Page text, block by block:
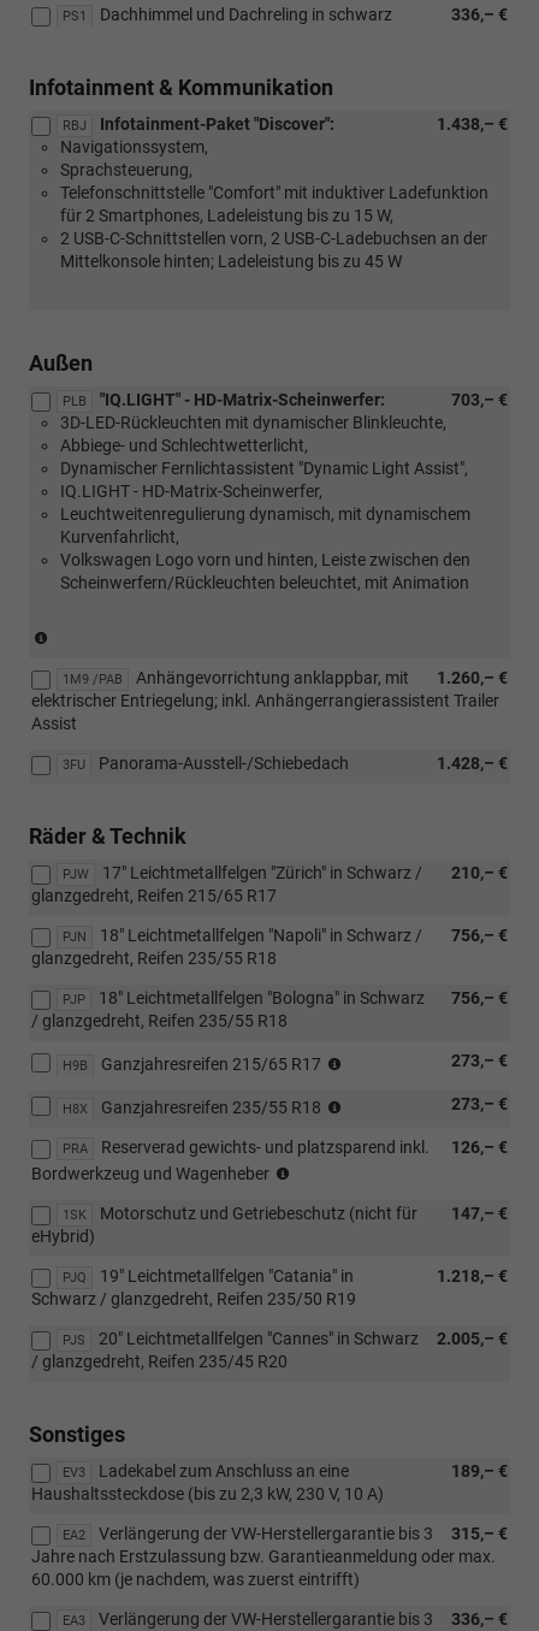
PS1 336,– €
Dachhimmel und Dachreling in schwarz
Infotainment & Kommunikation
RBJ 1.438,– €
Infotainment-Paket "Discover":
Navigationssystem,
Sprachsteuerung,
Telefonschnittstelle "Comfort" mit induktiver Ladefunktion
für 2 Smartphones, Ladeleistung bis zu 15 W,
2 USB-C-Schnittstellen vorn, 2 USB-C-Ladebuchsen an der
Mittelkonsole hinten; Ladeleistung bis zu 45 W
Außen
PLB 703,– €
"IQ.LIGHT" - HD-Matrix-Scheinwerfer:
3D-LED-Rückleuchten mit dynamischer Blinkleuchte,
Abbiege- und Schlechtwetterlicht,
Dynamischer Fernlichtassistent "Dynamic Light Assist",
IQ.LIGHT - HD-Matrix-Scheinwerfer,
Leuchtweitenregulierung dynamisch, mit dynamischem
Kurvenfahrlicht,
Volkswagen Logo vorn und hinten, Leiste zwischen den
Scheinwerfern/Rückleuchten beleuchtet, mit Animation
Verbindung
mit:
[RBJ]
Paket
1M9 /PAB 1.260,– €
Anhängevorrichtung anklappbar, mit
elektrischer Entriegelung; inkl. Anhängerrangierassistent Trailer
Assist
3FU 1.428,– €
Panorama-Ausstell-/Schiebedach
Räder & Technik
PJW 210,– €
17" Leichtmetallfelgen "Zürich" in Schwarz /
glanzgedreht, Reifen 215/65 R17
PJN 756,– €
18" Leichtmetallfelgen "Napoli" in Schwarz /
glanzgedreht, Reifen 235/55 R18
PJP 756,– €
18" Leichtmetallfelgen "Bologna" in Schwarz
/ glanzgedreht, Reifen 235/55 R18
H9B 273,– €
Ganzjahresreifen 215/65 R17
[PJN]
"Napoli",
Leichtmetallfelgen
"Bologna",
[PJQ]
Leichtmetallfelgen
"Cannes"
[PJU]
20"
Leichtmetallfelgen
"York")
H8X 273,– €
Ganzjahresreifen 235/55 R18
Verbindung
18"
PRA 126,– €
Reserverad gewichts- und platzsparend inkl.
Bordwerkzeug und Wagenheber
eHybrid)
1SK 147,– €
Motorschutz und Getriebeschutz (nicht für
eHybrid)
PJQ 1.218,– €
19" Leichtmetallfelgen "Catania" in
Schwarz / glanzgedreht, Reifen 235/50 R19
PJS 2.005,– €
20" Leichtmetallfelgen "Cannes" in Schwarz
/ glanzgedreht, Reifen 235/45 R20
Sonstiges
EV3 189,– €
Ladekabel zum Anschluss an eine
Haushaltssteckdose (bis zu 2,3 kW, 230 V, 10 A)
EA2 315,– €
Verlängerung der VW-Herstellergarantie bis 3
Jahre nach Erstzulassung bzw. Garantieanmeldung oder max.
60.000 km (je nachdem, was zuerst eintrifft)
EA3 336,– €
Verlängerung der VW-Herstellergarantie bis 3